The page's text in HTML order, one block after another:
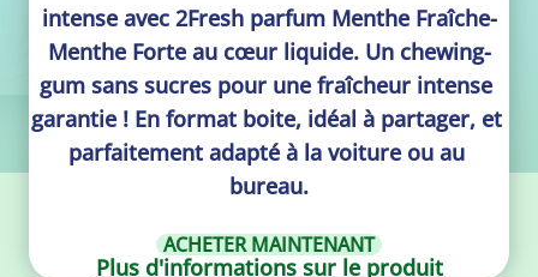
intense avec 2Fresh parfum Menthe Fraîche-
Menthe Forte au cœur liquide. Un chewing-
gum sans sucres pour une fraîcheur intense
garantie ! En format boite, idéal à partager, et
parfaitement adapté à la voiture ou au
bureau.
ACHETER MAINTENANT
Plus d'informations sur le produit